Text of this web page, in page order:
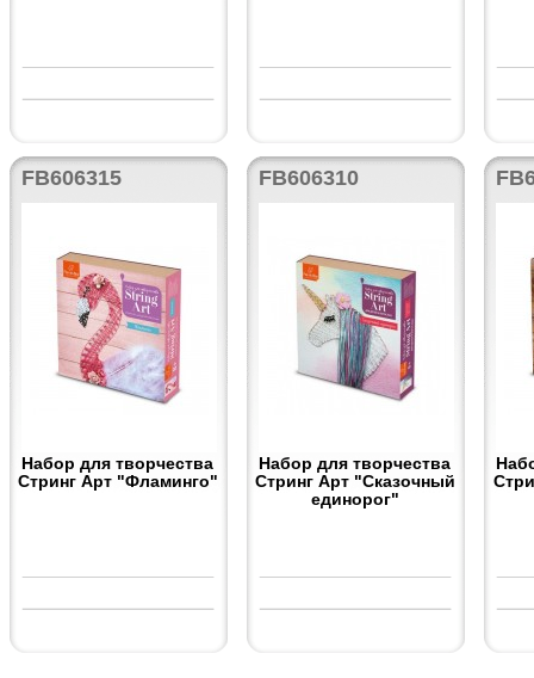
FB606315
Набор для творчества
Стринг Арт "Фламинго"
FB606310
Набор для творчества
Стринг Арт "Сказочный
единорог"